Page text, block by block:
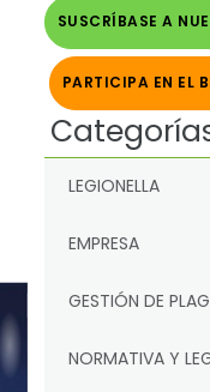
SUSCRÍBASE A
PARTICIPA EN EL
LEGIONELLA
EMPRESA
GESTIÓN DE
NORMATIVA Y